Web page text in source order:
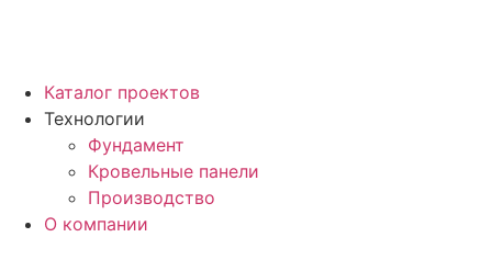
Каталог проектов
Технологии
Фундамент
Кровельные панели
Производство
О компании